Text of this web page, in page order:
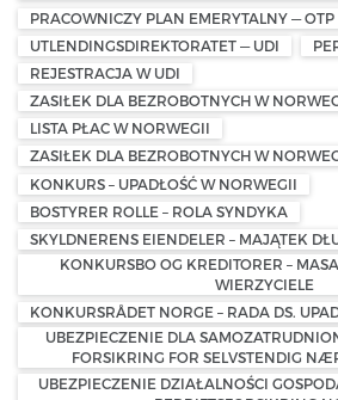
PRACOWNICZY PLAN EMERYTALNY — OTP
UTLENDINGSDIREKTORATET — UDI
REJESTRACJA W UDI
ZASIŁEK DLA BEZROBOTNYCH W
LISTA PŁAC W NORWEGII
ZASIŁEK DLA BEZROBOTNYCH W
KONKURS – UPADŁOŚĆ W NORWEGII
BOSTYRER ROLLE – ROLA SYNDYKA
SKYLDNERENS EIENDELER – MAJĄTEK
KONKURSBO OG KREDITORER –
WIERZYCIELE
KONKURSRÅDET NORGE – RADA DS.
UBEZPIECZENIE DLA
FORSIKRING FOR SELVSTENDIG
UBEZPIECZENIE DZIAŁALNOŚCI